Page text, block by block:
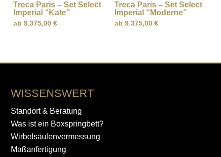
Treca Paris – Set Select
Imperial “Kate”
ab9.375,00€
Treca Paris – Set Select
Imperial “Moderne”
ab 9.375,00 €
WISSENSWERT
Standort & Beratung
Was ist ein Boxspringbett?
Wirbelsäulenvermessung
Maßanfertigung